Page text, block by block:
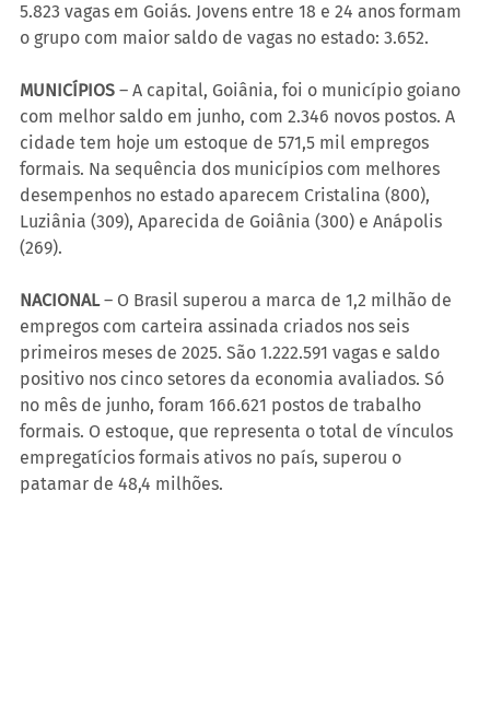
5.823 vagas em Goiás. Jovens entre 18 e 24 anos formam
o grupo com maior saldo de vagas no estado: 3.652.
MUNICÍPIOS – A capital, Goiânia, foi o município goiano
com melhor saldo em junho, com 2.346 novos postos. A
cidade tem hoje um estoque de 571,5 mil empregos
formais. Na sequência dos municípios com melhores
desempenhos no estado aparecem Cristalina (800),
Luziânia (309), Aparecida de Goiânia (300) e Anápolis
(269).
NACIONAL – O Brasil superou a marca de 1,2 milhão de
empregos com carteira assinada criados nos seis
primeiros meses de 2025. São 1.222.591 vagas e saldo
positivo nos cinco setores da economia avaliados. Só
no mês de junho, foram 166.621 postos de trabalho
formais. O estoque, que representa o total de vínculos
empregatícios formais ativos no país, superou o
patamar de 48,4 milhões.